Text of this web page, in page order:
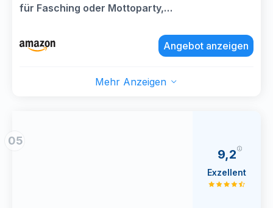
für Fasching oder Mottoparty,
Angebot anzeigen
Mehr Anzeigen
05
9,2
Exzellent